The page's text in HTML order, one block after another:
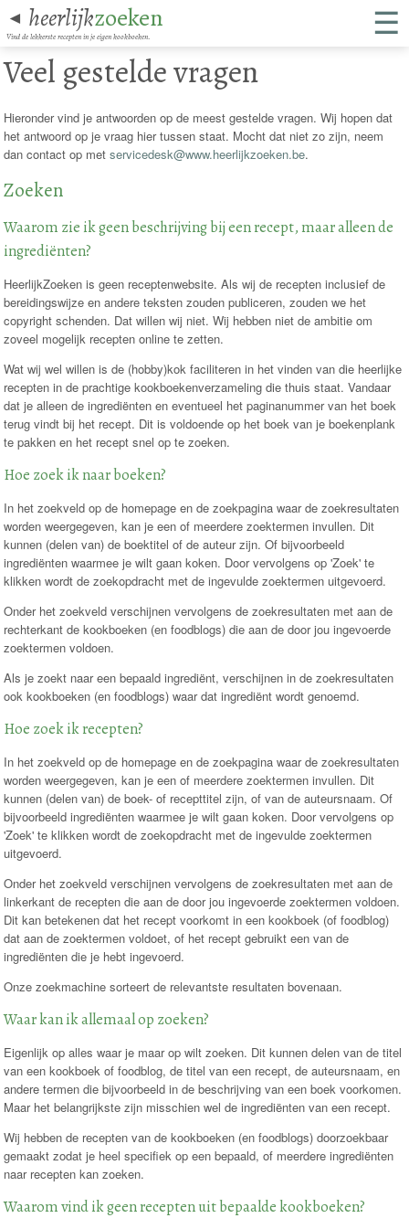
◄ heerlijkzoeken
Vind de lekkerste recepten in je eigen kookboeken. ☰
Veel gestelde vragen
Hieronder vind je antwoorden op de meest gestelde vragen. Wij hopen dat
het antwoord op je vraag hier tussen staat. Mocht dat niet zo zijn, neem
dan contact op metservicedesk@www.heerlijkzoeken.be.
Zoeken
Waarom zie ik geen beschrijving bij een recept, maar alleen de
ingrediënten?
HeerlijkZoeken is geen receptenwebsite. Als wij de recepten inclusief de
bereidingswijze en andere teksten zouden publiceren, zouden we het
copyright schenden. Dat willen wij niet. Wij hebben niet de ambitie om
zoveel mogelijk recepten online te zetten.
Wat wij wel willen is de (hobby)kok faciliteren in het vinden van die heerlijke
recepten in de prachtige kookboekenverzameling die thuis staat. Vandaar
dat je alleen de ingrediënten en eventueel het paginanummer van het boek
terug vindt bij het recept. Dit is voldoende op het boek van je boekenplank
te pakken en het recept snel op te zoeken.
Hoe zoek ik naar boeken?
In het zoekveld op de homepage en de zoekpagina waar de zoekresultaten
worden weergegeven, kan je een of meerdere zoektermen invullen. Dit
kunnen (delen van) de boektitel of de auteur zijn. Of bijvoorbeeld
ingrediënten waarmee je wilt gaan koken. Door vervolgens op 'Zoek' te
klikken wordt de zoekopdracht met de ingevulde zoektermen uitgevoerd.
Onder het zoekveld verschijnen vervolgens de zoekresultaten met aan de
rechterkant de kookboeken (en foodblogs) die aan de door jou ingevoerde
zoektermen voldoen.
Als je zoekt naar een bepaald ingrediënt, verschijnen in de zoekresultaten
ook kookboeken (en foodblogs) waar dat ingrediënt wordt genoemd.
Hoe zoek ik recepten?
In het zoekveld op de homepage en de zoekpagina waar de zoekresultaten
worden weergegeven, kan je een of meerdere zoektermen invullen. Dit
kunnen (delen van) de boek- of recepttitel zijn, of van de auteursnaam. Of
bijvoorbeeld ingrediënten waarmee je wilt gaan koken. Door vervolgens op
'Zoek' te klikken wordt de zoekopdracht met de ingevulde zoektermen
uitgevoerd.
Onder het zoekveld verschijnen vervolgens de zoekresultaten met aan de
linkerkant de recepten die aan de door jou ingevoerde zoektermen voldoen.
Dit kan betekenen dat het recept voorkomt in een kookboek (of foodblog)
dat aan de zoektermen voldoet, of het recept gebruikt een van de
ingrediënten die je hebt ingevoerd.
Onze zoekmachine sorteert de relevantste resultaten bovenaan.
Waar kan ik allemaal op zoeken?
Eigenlijk op alles waar je maar op wilt zoeken. Dit kunnen delen van de titel
van een kookboek of foodblog, de titel van een recept, de auteursnaam, en
andere termen die bijvoorbeeld in de beschrijving van een boek voorkomen.
Maar het belangrijkste zijn misschien wel de ingrediënten van een recept.
Wij hebben de recepten van de kookboeken (en foodblogs) doorzoekbaar
gemaakt zodat je heel specifiek op een bepaald, of meerdere ingrediënten
naar recepten kan zoeken.
Waarom vind ik geen recepten uit bepaalde kookboeken?